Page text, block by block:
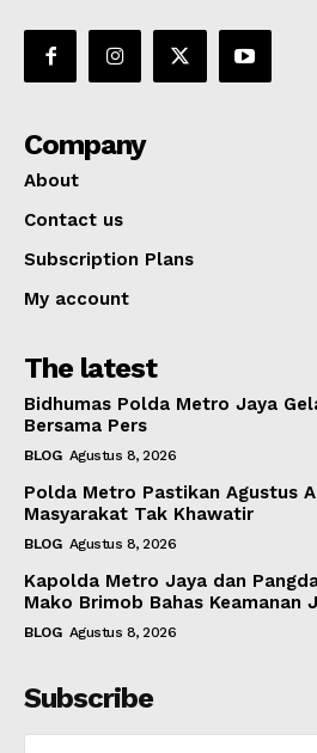
Company
About
Contact us
Subscription Plans
My account
The latest
Bidhumas Polda Metro Jaya
Bersama Pers
BLOG Agustus 8, 2026
Polda Metro Pastikan Agustus
Masyarakat Tak Khawatir
BLOG Agustus 8, 2026
Kapolda Metro Jaya dan
Mako Brimob Bahas Keamanan
BLOG Agustus 8, 2026
Subscribe